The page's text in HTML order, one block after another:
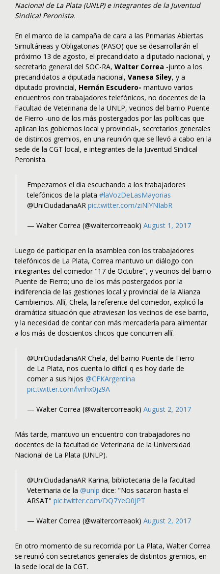
Nacional de La Plata (UNLP) e integrantes de la Juventud
Sindical Peronista.
En el marco de la campaña de cara a las Primarias Abiertas
Simultáneas y Obligatorias (PASO) que se desarrollarán el
próximo 13 de agosto, el precandidato a diputado nacional, y
secretario general del SOC-RA, Walter Correa -junto a los
precandidatos a diputada nacional, Vanesa Siley, y a
diputado provincial, Hernán Escudero- mantuvo varios
encuentros con trabajadores telefónicos, no docentes de la
Facultad de Veterinaria de la UNLP, vecinos del barrio Puente
de Fierro -uno de los más postergados por las políticas que
aplican los gobiernos local y provincial-, secretarios generales
de distintos gremios, en una reunión que se llevó a cabo en la
sede de la CGT local, e integrantes de la Juventud Sindical
Peronista.
Empezamos el dia escuchando a los trabajadores
telefónicos de la plata #laVozDeLasMayorias
@UniCiudadanaAR pic.twitter.com/ziNlYNIabR
— Walter Correa (@waltercorreaok) August 1, 2017
Luego de participar en la asamblea con los trabajadores
telefónicos de La Plata, Correa mantuvo un diálogo con
integrantes del comedor "17 de Octubre", y vecinos del barrio
Puente de Fierro; uno de los más postergados por la
indiferencia de las gestiones local y provincial de la Alianza
Cambiemos. Allí, Chela, la referente del comedor, explicó la
dramática situación que atraviesan los vecinos de ese barrio,
y la necesidad de contar con más mercadería para alimentar
a los más de doscientos chicos que concurren allí.
@UniCiudadanaAR Chela, del barrio Puente de Fierro
de La Plata, nos cuenta lo difícil q es hoy darle de
comer a sus hijos @CFKArgentina
pic.twitter.com/lvnhx0jz9A
— Walter Correa (@waltercorreaok) August 2, 2017
Más tarde, mantuvo un encuentro con trabajadores no
docentes de la facultad de Veterinaria de la Universidad
Nacional de La Plata (UNLP).
@UniCiudadanaAR Karina, bibliotecaria de la facultad
Veterinaria de la @unlp dice: "Nos sacaron hasta el
ARSAT" pic.twitter.com/DQ7YeO0JPT
— Walter Correa (@waltercorreaok) August 2, 2017
En otro momento de su recorrida por La Plata, Walter Correa
se reunió con secretarios generales de distintos gremios, en
la sede local de la CGT.